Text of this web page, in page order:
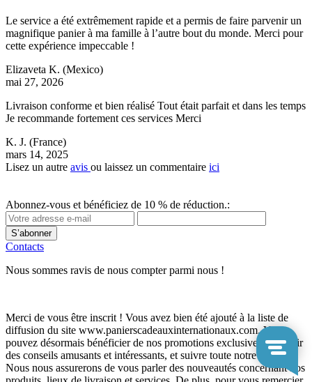
Le service a été extrêmement rapide et a permis de faire parvenir un
magnifique panier à ma famille à l’autre bout du monde. Merci pour
cette expérience impeccable !
Elizaveta K. (Mexico)
mai 27, 2026
Livraison conforme et bien réalisé Tout était parfait et dans les temps
Je recommande fortement ces services Merci
K. J. (France)
mars 14, 2025
Lisez un autre avis ou laissez un commentaire ici
Abonnez-vous et bénéficiez de 10 % de réduction.:
S’abonner
Contacts
Nous sommes ravis de nous compter parmi nous !
Merci de vous être inscrit ! Vous avez bien été ajouté à la liste de
diffusion du site www.panierscadeauxinternationaux.com. Vous
pouvez désormais bénéficier de nos promotions exclusives, recevoir
des conseils amusants et intéressants, et suivre toute notre actualité.
Nous nous assurerons de vous parler des nouveautés concernant nos